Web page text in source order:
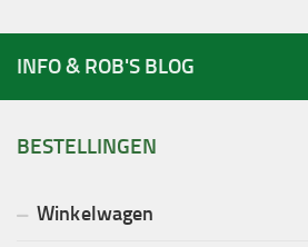
INFO & ROB'S BLOG
BESTELLINGEN
Winkelwagen